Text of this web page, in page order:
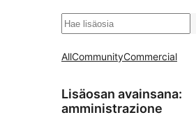
Etsi
AllCommunityCommercial
Lisäosan avainsana:
amministrazione